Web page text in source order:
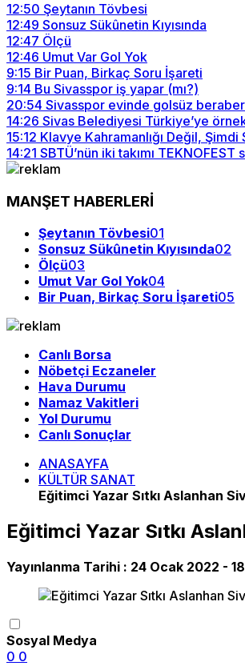
12:50 Şeytanın Tövbesi
12:49 Sonsuz Sükûnetin Kıyısında
12:47 Ölçü
12:46 Umut Var Gol Yok
9:15 Bir Puan, Birkaç Soru İşareti
9:14 Bu Sivasspor iş yapar (mı?)
20:54 Sivasspor evinde golsüz
14:26 Sivas Belediyesi Türkiye’ye
15:12 Klavye Kahramanlığı Değil, Şimdi
14:21 SBTÜ’nün iki takımı
MANŞET HABERLERİ
Şeytanın Tövbesi01
Sonsuz Sükûnetin Kıyısında02
Ölçü03
Umut Var Gol Yok04
Bir Puan, Birkaç Soru İşareti05
Canlı Borsa
Nöbetçi Eczaneler
Hava Durumu
Namaz Vakitleri
Yol Durumu
Canlı Sonuçlar
ANASAYFA
KÜLTÜR SANAT
Eğitimci Yazar Sıtkı Aslanhan
Eğitimci Yazar Sıtkı
Yayınlanma Tarihi : 24 Ocak 2022 -
Sosyal Medya
0 0